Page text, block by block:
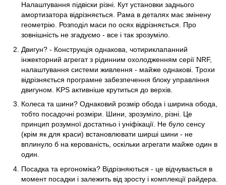
Налаштування підвіски різні. Кут установки заднього
амортизатора відрізняється. Рама в деталях має змінену
геометрію. Розподіл маси по осях відрізняється. Про
зовнішність не згадуємо - все і так зрозуміло.
Двигун? - Конструкція однакова, чотириклапанний
інжекторний агрегат з рідинним охолодженням серії NRF,
налаштування системи живлення - майже однакові. Трохи
відрізняється програмне забезпечення блоку управління
двигуном. KPS активніше крутиться до верхів.
Колеса та шини? Однаковий розмір обода і ширина обода,
тобто посадочні розміри. Шини, зрозуміло, різні. Це
принцип розумної достатньо і уніфікації. Не було сенсу
(крім як для краси) встановлювати ширші шини - не
вплинуло б на керованість, оскільки агрегати майже один в
один.
Посадка та ергономіка? Відрізняються - це відчувається в
момент посадки і залежить від зросту і комплекції райдера.